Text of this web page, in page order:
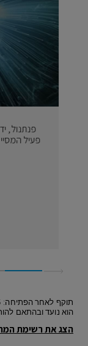
פעיל
הוא נועד ובהתאם
הצג את רשימת